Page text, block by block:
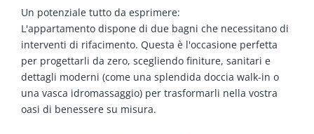
Un potenziale tutto da esprimere:
L'appartamento dispone di due bagni che necessitano di
interventi di rifacimento. Questa è l'occasione perfetta
per progettarli da zero, scegliendo finiture, sanitari e
dettagli moderni (come una splendida doccia walk-in o
una vasca idromassaggio) per trasformarli nella vostra
oasi di benessere su misura.